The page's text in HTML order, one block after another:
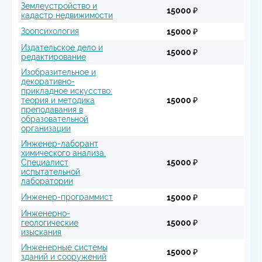
Землеустройство и
кадастр недвижимости
15000 ₽
Зоопсихология
15000 ₽
Издательское дело и
редактирование
15000 ₽
Изобразительное и
декоративно-
прикладное искусство:
теория и методика
преподавания в
образовательной
организации
15000 ₽
Инженер-лаборант
химического анализа.
Специалист
испытательной
лаборатории
15000 ₽
Инженер-программист
15000 ₽
Инженерно-
геологические
изыскания
15000 ₽
Инженерные системы
зданий и сооружений
15000 ₽